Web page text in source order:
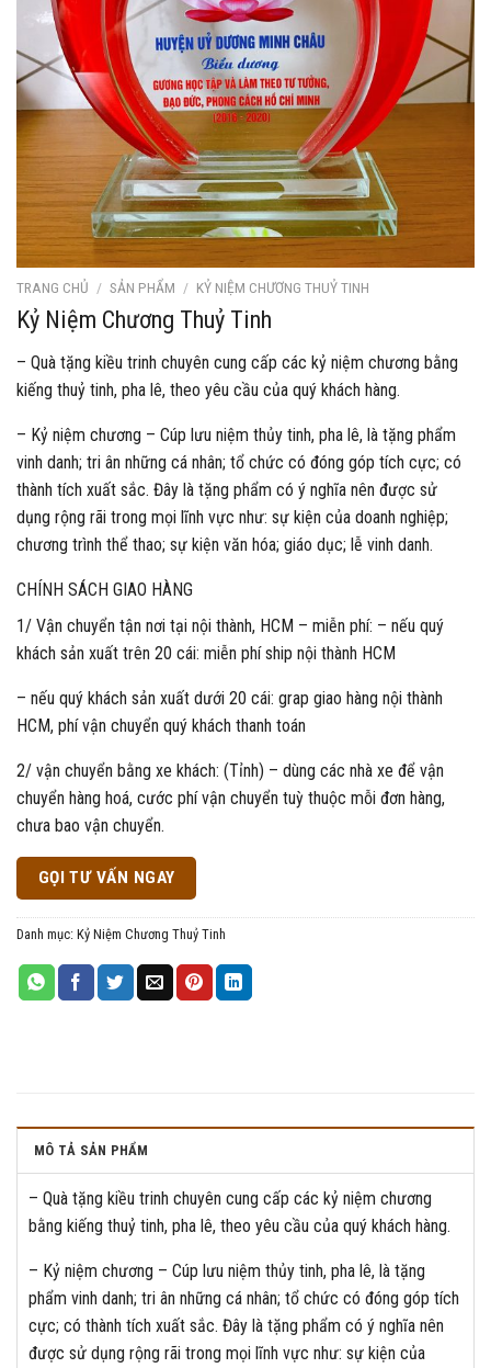
TRANG CHỦ / SẢN PHẨM / KỶ NIỆM CHƯƠNG THUỶ TINH
Kỷ Niệm Chương Thuỷ Tinh
– Quà tặng kiều trinh chuyên cung cấp các kỷ niệm chương bằng
kiếng thuỷ tinh, pha lê, theo yêu cầu của quý khách hàng.
– Kỷ niệm chương – Cúp lưu niệm thủy tinh, pha lê, là tặng phẩm
vinh danh; tri ân những cá nhân; tổ chức có đóng góp tích cực; có
thành tích xuất sắc. Đây là tặng phẩm có ý nghĩa nên được sử
dụng rộng rãi trong mọi lĩnh vực như: sự kiện của doanh nghiệp;
chương trình thể thao; sự kiện văn hóa; giáo dục; lễ vinh danh.
CHÍNH SÁCH GIAO HÀNG
1/ Vận chuyển tận nơi tại nội thành, HCM – miễn phí: – nếu quý
khách sản xuất trên 20 cái: miễn phí ship nội thành HCM
– nếu quý khách sản xuất dưới 20 cái: grap giao hàng nội thành
HCM, phí vận chuyển quý khách thanh toán
2/ vận chuyển bằng xe khách: (Tỉnh) – dùng các nhà xe để vận
chuyển hàng hoá, cước phí vận chuyển tuỳ thuộc mỗi đơn hàng,
chưa bao vận chuyển.
GỌI TƯ VẤN NGAY
Danh mục: Kỷ Niệm Chương Thuỷ Tinh
MÔ TẢ SẢN PHẨM
– Quà tặng kiều trinh chuyên cung cấp các kỷ niệm chương
bằng kiếng thuỷ tinh, pha lê, theo yêu cầu của quý khách hàng.
– Kỷ niệm chương – Cúp lưu niệm thủy tinh, pha lê, là tặng
phẩm vinh danh; tri ân những cá nhân; tổ chức có đóng góp tích
cực; có thành tích xuất sắc. Đây là tặng phẩm có ý nghĩa nên
được sử dụng rộng rãi trong mọi lĩnh vực như: sự kiện của